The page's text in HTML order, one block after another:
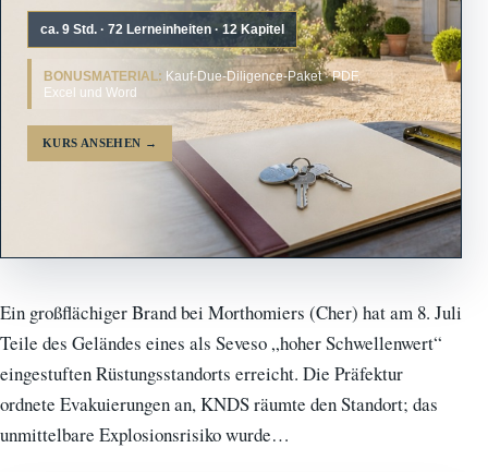
ca. 9 Std. · 72 Lerneinheiten · 12 Kapitel
BONUSMATERIAL: Kauf-Due-Diligence-Paket · PDF,
Excel und Word
KURS ANSEHEN →
Ein großflächiger Brand bei Morthomiers (Cher) hat am 8. Juli
Teile des Geländes eines als Seveso „hoher Schwellenwert“
eingestuften Rüstungsstandorts erreicht. Die Präfektur
ordnete Evakuierungen an, KNDS räumte den Standort; das
unmittelbare Explosionsrisiko wurde…